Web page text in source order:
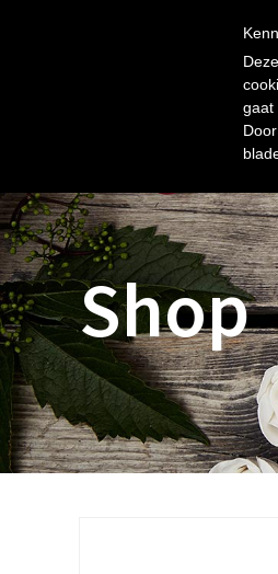
Shop
gaat